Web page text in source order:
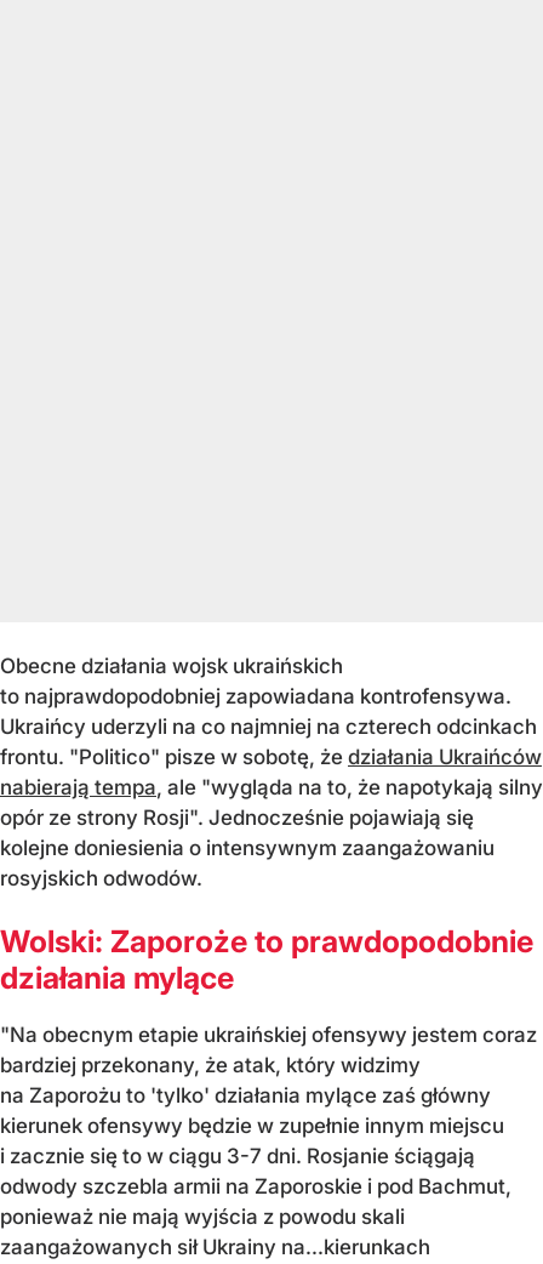
Obecne działania wojsk ukraińskich
to najprawdopodobniej zapowiadana kontrofensywa.
Ukraińcy uderzyli na co najmniej na czterech odcinkach
frontu. "Politico" pisze w sobotę, że działania Ukraińców
nabierają tempa, ale "wygląda na to, że napotykają silny
opór ze strony Rosji". Jednocześnie pojawiają się
kolejne doniesienia o intensywnym zaangażowaniu
rosyjskich odwodów.
Wolski: Zaporoże to prawdopodobnie
działania mylące
"Na obecnym etapie ukraińskiej ofensywy jestem coraz
bardziej przekonany, że atak, który widzimy
na Zaporożu to 'tylko' działania mylące zaś główny
kierunek ofensywy będzie w zupełnie innym miejscu
i zacznie się to w ciągu 3-7 dni. Rosjanie ściągają
odwody szczebla armii na Zaporoskie i pod Bachmut,
ponieważ nie mają wyjścia z powodu skali
zaangażowanych sił Ukrainy na...kierunkach